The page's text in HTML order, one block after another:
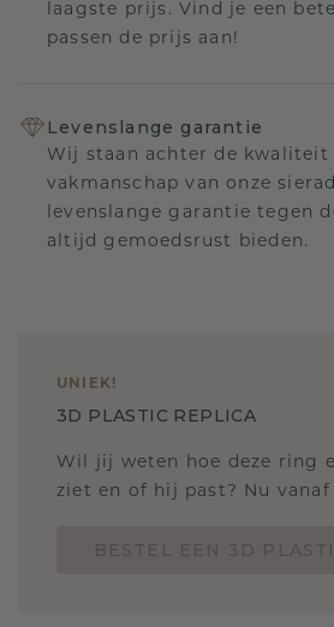
laagste prijs. Vind je een
passen de prijs aan!
Levenslange garantie
Wij staan achter de kwaliteit
vakmanschap van onze
levenslange garantie tegen
altijd gemoedsrust bieden.
UNIEK!
3D PLASTIC REPLICA
Wil jij weten hoe deze ring
ziet en of hij past? Nu vanaf